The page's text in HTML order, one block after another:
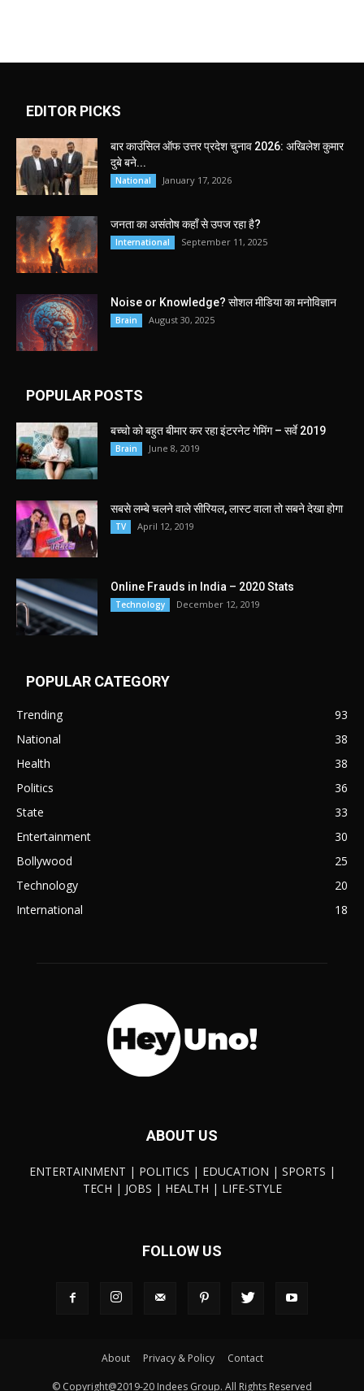
EDITOR PICKS
बार काउंसिल ऑफ उत्तर प्रदेश चुनाव 2026: अखिलेश कुमार
दुबे बने...
National January 17, 2026
जनता का असंतोष कहाँ से उपज रहा है?
International September 11, 2025
Noise or Knowledge? सोशल मीडिया का मनोविज्ञान
Brain August 30, 2025
POPULAR POSTS
बच्चो को बहुत बीमार कर रहा इंटरनेट गेमिंग – सर्वे 2019
Brain June 8, 2019
सबसे लम्बे चलने वाले सीरियल, लास्ट वाला तो सबने देखा होगा
TV April 12, 2019
Online Frauds in India – 2020 Stats
Technology December 12, 2019
POPULAR CATEGORY
Trending
93
National
38
Health
38
Politics
36
State
33
Entertainment
30
Bollywood
25
Technology
20
International
18
ABOUT US
ENTERTAINMENT | POLITICS | EDUCATION | SPORTS |
TECH | JOBS | HEALTH | LIFE-STYLE
FOLLOW US
About Privacy & Policy Contact
© Copyright@2019-20 Indees Group. All Rights Reserved